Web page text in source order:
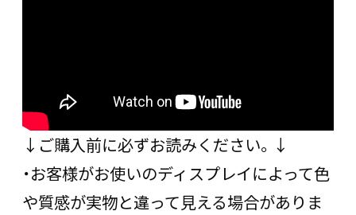
↓ご購入前に必ずお読みください。↓
・お客様がお使いのディスプレイによって色
や質感が実物と違って見える場合がありま